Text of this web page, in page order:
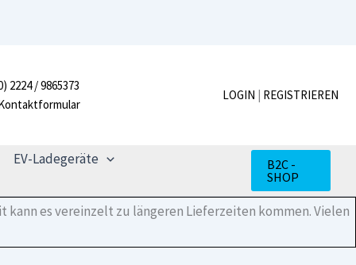
2224 / 9865373
LOGIN | REGISTRIEREN
EV-Ladegeräte
B2C -
SHOP
es vereinzelt zu längeren Lieferzeiten kommen. Vielen